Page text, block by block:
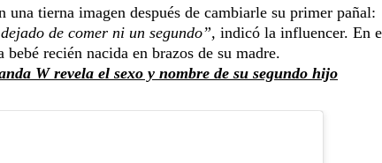
tierna imagen después de cambiarle su primer pañal:
de comer ni un segundo”, indicó la influencer. En
recién nacida en brazos de su madre.
W revela el sexo y nombre de su segundo hijo